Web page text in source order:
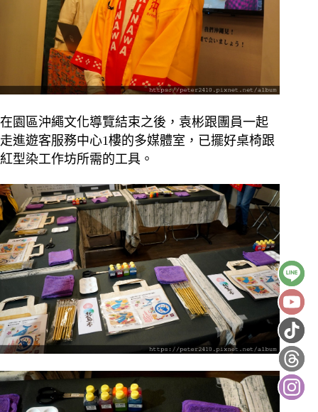
在園區沖繩文化導覽結束之後，袁彬跟團員一起
走進遊客服務中心1樓的多媒體室，已擺好桌椅跟
紅型染工作坊所需的工具。